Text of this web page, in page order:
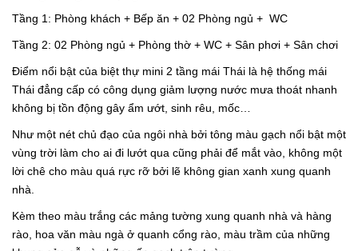
Tầng 1: Phòng khách + Bếp ăn + 02 Phòng ngủ + WC
Tầng 2: 02 Phòng ngủ + Phòng thờ + WC + Sân phơi + Sân chơi
Điểm nổi bật của biệt thự mini 2 tầng mái Thái là hệ thống mái
Thái đẳng cấp có công dụng giảm lượng nước mưa thoát nhanh
không bị tồn động gây ẩm ướt, sinh rêu, mốc…
Như một nét chủ đạo của ngôi nhà bởi tông màu gạch nổi bật một
vùng trời làm cho ai đi lướt qua cũng phải để mắt vào, không một
lời chê cho màu quá rực rỡ bởi lẽ không gian xanh xung quanh
nhà.
Kèm theo màu trắng các mảng tường xung quanh nhà và hàng
rào, hoa văn màu ngà ở quanh cổng rào, màu trầm của những